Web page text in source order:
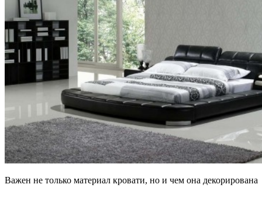
Важен не только материал кровати, но и чем она декорирована